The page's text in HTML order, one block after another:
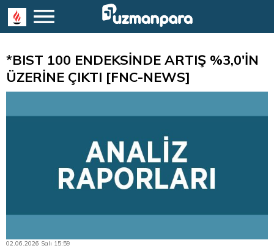
*BIST 100 ENDEKSİNDE ARTIŞ %3,0'İN
ÜZERİNE ÇIKTI [FNC-NEWS]
02.06.2026 Salı 15:59